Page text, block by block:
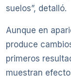
suelos”, detalló.
Aunque en
produce
primeros
muestran